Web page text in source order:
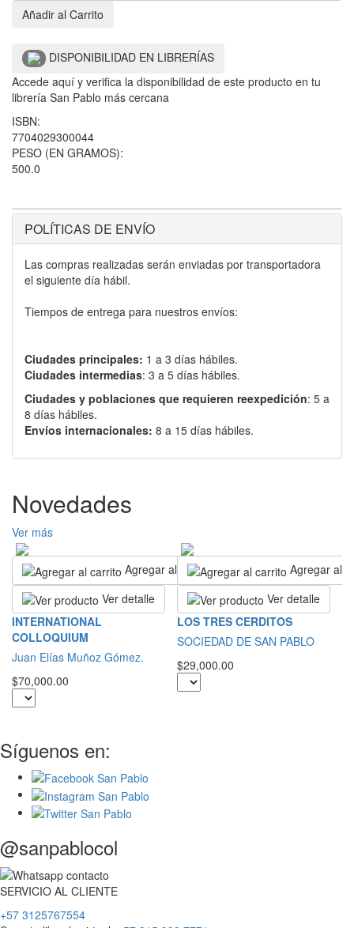
Añadir al Carrito
DISPONIBILIDAD EN LIBRERÍAS
Accede aquí y verifica la disponibilidad de este producto en tu
librería San Pablo más cercana
ISBN:
7704029300044
PESO (EN GRAMOS):
500.0
POLÍTICAS DE ENVÍO
Las compras realizadas serán enviadas por transportadora
el siguiente día hábil.
Tiempos de entrega para nuestros envíos:
Ciudades principales: 1 a 3 días hábiles.
Ciudades intermedias: 3 a 5 días hábiles.
Ciudades y poblaciones que requieren reexpedición: 5 a
8 días hábiles.
Envíos internacionales: 8 a 15 días hábiles.
Novedades
Ver más
Agregar al carrito
Ver detalle
INTERNATIONAL
COLLOQUIUM
Juan Elías Muñoz Gómez.
$70,000.00
Agregar al
Ver detalle
LOS TRES CERDITOS
SOCIEDAD DE SAN PABLO
$29,000.00
Síguenos en:
@sanpablocol
SERVICIO AL CLIENTE
+57 3125767554